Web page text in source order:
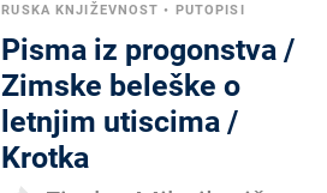
RUSKA KNJIŽEVNOST • PUTOPISI
Pisma iz progonstva /
Zimske beleške o
letnjim utiscima /
Krotka